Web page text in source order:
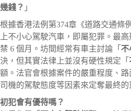
幾錢？ 」
根據香港法例第374章《道路交通條
上不小心駕駛汽車，即屬犯罪。最
禁 6 個月。坊間經常有車主討論「 不
決，但其實法律上並沒有硬性規定「
額。法官會根據案件的嚴重程度、
司機的駕駛態度等因素來定奪最終的
初犯會有優待嗎？